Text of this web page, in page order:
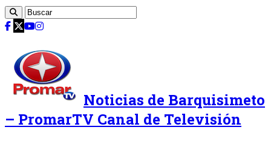
Noticias de Barquisimeto
– PromarTV Canal de Televisión